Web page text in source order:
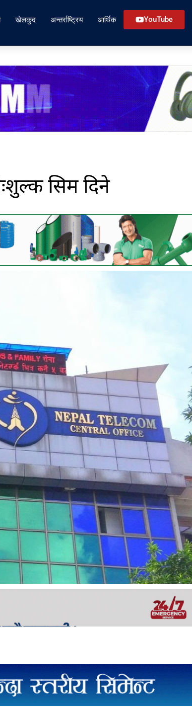
खेलकुद अन्तर्राष्ट्रिय आर्थिक YouTube
सिम दिने